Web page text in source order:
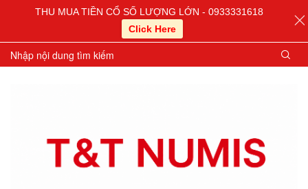
THU MUA TIỀN CỔ SỐ LƯỢNG LỚN - 0933331618
Click Here